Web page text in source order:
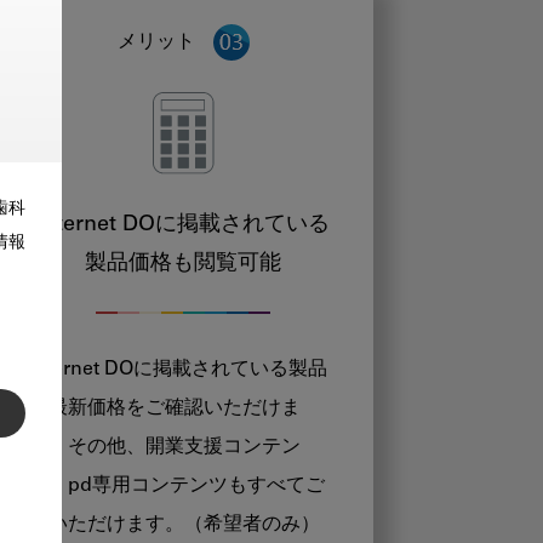
科
報
メリット
Internet DOに掲載されている
製品価格も閲覧可能
Internet DOに掲載されている製品
の最新価格をご確認いただけま
す。その他、開業支援コンテン
ツ、pd専用コンテンツもすべてご
覧いただけます。（希望者のみ）